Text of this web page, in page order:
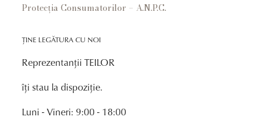
Protecția Consumatorilor – A.N.P.C.
ȚINE LEGĂTURA CU NOI
Reprezentanții TEILOR
îți stau la dispoziție.
Luni - Vineri: 9:00 - 18:00